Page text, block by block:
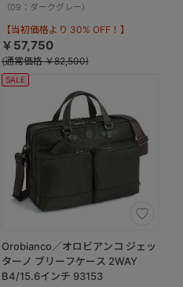
（09：ダークグレー）
【当初価格より 30% OFF！】
￥57,750
(通常価格 ￥82,500)
SALE
Orobianco／オロビアンコ ジェッ
ターノ ブリーフケース 2WAY
B4/15.6インチ 93153